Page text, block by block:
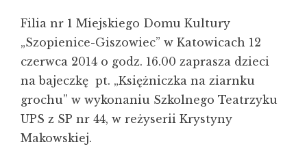
Filia nr 1 Miejskiego Domu Kultury
„Szopienice-Giszowiec” w Katowicach 12
czerwca 2014 o godz. 16.00 zaprasza dzieci
na bajeczkę pt. „Księżniczka na ziarnku
grochu” w wykonaniu Szkolnego Teatrzyku
UPS z SP nr 44, w reżyserii Krystyny
Makowskiej.